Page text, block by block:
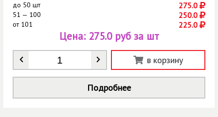
до 50 шт 275.0
51 — 100 250.0
от101 225.0
Количество
Цена: 275.0 руб за шт
в корзину
Подробнее